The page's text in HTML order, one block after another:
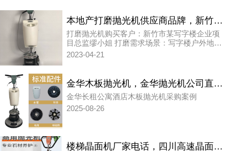
本地产打磨抛光机供应商品牌，新竹市写字楼户外地面打磨抛光机案例
打磨抛光机购买客户：新竹市某写字楼企业项
目总监缪小姐 打磨需求场景：写字楼户外地面
的打磨抛光机应用
2023-04-21
金华木板抛光机，金华抛光机公司直销案例
金华长租公寓酒店木板抛光机采购案例
2025-08-26
楼梯晶面机厂家电话，四川高速晶面机厂家直销案例